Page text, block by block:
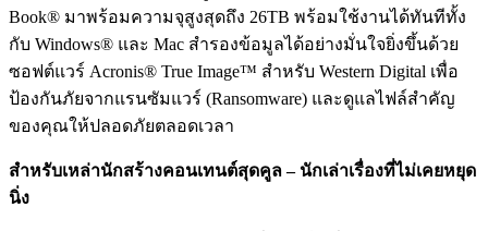
Book® มาพร้อมความจุสูงสุดถึง 26TB พร้อมใช้งานได้ทันทีทั้ง
กับ Windows® และ Mac สำรองข้อมูลได้อย่างมั่นใจยิ่งขึ้นด้วย
ซอฟต์แวร์ Acronis® True Image™ สำหรับ Western Digital เพื่อ
ป้องกันภัยจากแรนซัมแวร์ (Ransomware) และดูแลไฟล์สำคัญ
ของคุณให้ปลอดภัยตลอดเวลา
สำหรับเหล่านักสร้างคอนเทนต์สุดคูล – นักเล่าเรื่องที่ไม่เคยหยุด
นิ่ง